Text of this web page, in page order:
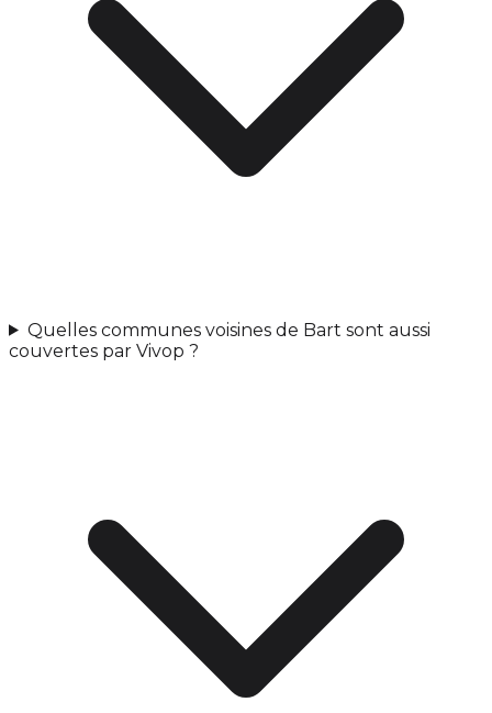
Quelles communes voisines de Bart sont aussi
couvertes par Vivop ?